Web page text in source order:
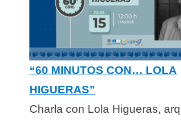
“60 MINUTOS CON… LOLA
HIGUERAS”
Charla con Lola Higueras,